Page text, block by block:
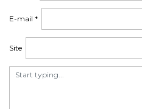
e
E-mail *
Site